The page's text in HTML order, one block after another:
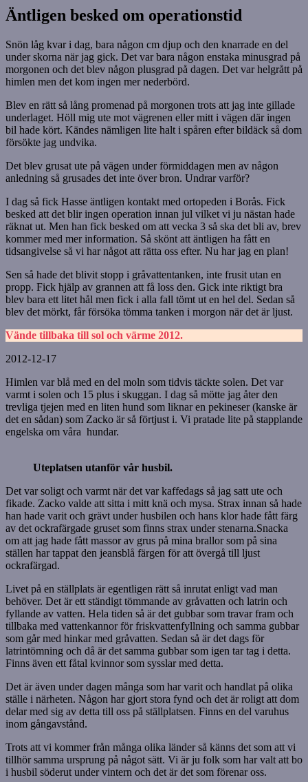
Äntligen besked om operationstid
Snön låg kvar i dag, bara någon cm djup och den knarrade en del
under skorna när jag gick. Det var bara någon enstaka minusgrad på
morgonen och det blev någon plusgrad på dagen. Det var helgrått på
himlen men det kom ingen mer nederbörd.
Blev en rätt så lång promenad på morgonen trots att jag inte gillade
underlaget. Höll mig ute mot vägrenen eller mitt i vägen där ingen
bil hade kört. Kändes nämligen lite halt i spåren efter bildäck så dom
försökte jag undvika.
Det blev grusat ute på vägen under förmiddagen men av någon
anledning så grusades det inte över bron. Undrar varför?
I dag så fick Hasse äntligen kontakt med ortopeden i Borås. Fick
besked att det blir ingen operation innan jul vilket vi ju nästan hade
räknat ut. Men han fick besked om att vecka 3 så ska det bli av, brev
kommer med mer information. Så skönt att äntligen ha fått en
tidsangivelse så vi har något att rätta oss efter. Nu har jag en plan!
Sen så hade det blivit stopp i gråvattentanken, inte frusit utan en
propp. Fick hjälp av grannen att få loss den. Gick inte riktigt bra
blev bara ett litet hål men fick i alla fall tömt ut en hel del. Sedan så
blev det mörkt, får försöka tömma tanken i morgon när det är ljust.
Vände tillbaka till sol och värme 2012.
2012-12-17
Himlen var blå med en del moln som tidvis täckte solen. Det var
varmt i solen och 15 plus i skuggan. I dag så mötte jag åter den
trevliga tjejen med en liten hund som liknar en pekineser (kanske är
det en sådan) som Zacko är så förtjust i. Vi pratade lite på stapplande
engelska om våra hundar.
Uteplatsen utanför vår husbil.
Det var soligt och varmt när det var kaffedags så jag satt ute och
fikade. Zacko valde att sitta i mitt knä och mysa. Strax innan så hade
han hade varit och grävt under husbilen och hans klor hade fått färg
av det ockrafärgade gruset som finns strax under stenarna.Snacka
om att jag hade fått massor av grus på mina brallor som på sina
ställen har tappat den jeansblå färgen för att övergå till ljust
ockrafärgad.
Livet på en ställplats är egentligen rätt så inrutat enligt vad man
behöver. Det är ett ständigt tömmande av gråvatten och latrin och
fyllande av vatten. Hela tiden så är det gubbar som travar fram och
tillbaka med vattenkannor för friskvattenfyllning och samma gubbar
som går med hinkar med gråvatten. Sedan så är det dags för
latrintömning och då är det samma gubbar som igen tar tag i detta.
Finns även ett fåtal kvinnor som sysslar med detta.
Det är även under dagen många som har varit och handlat på olika
ställe i närheten. Någon har gjort stora fynd och det är roligt att dom
delar med sig av detta till oss på ställplatsen. Finns en del varuhus
inom gångavstånd.
Trots att vi kommer från många olika länder så känns det som att vi
tillhör samma ursprung på något sätt. Vi är ju folk som har valt att bo
i husbil söderut under vintern och det är det som förenar oss.